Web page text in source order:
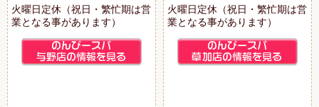
火曜日定休（祝日・繁忙期は営
業となる事があります）
火曜日定休（祝日・繁忙期は営
業となる事があります）